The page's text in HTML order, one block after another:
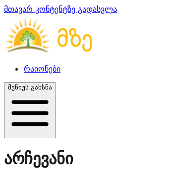
მთავარ კონტენტზე გადასვლა
რაიონები
მენიუს გახსნა
არჩევანი